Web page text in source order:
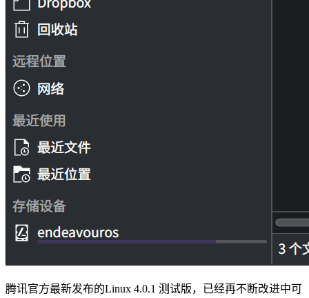
腾讯官方最新发布的Linux 4.0.1 测试版，已经再不断改进中可